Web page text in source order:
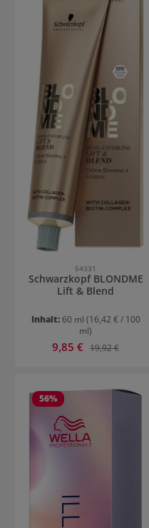
54331
Schwarzkopf BLONDME
Lift & Blend
Inhalt: 60 ml (16,42 € / 100
ml)
Verkaufspreis:
9,85 € Regulärer Preis:
19,92 €
56%